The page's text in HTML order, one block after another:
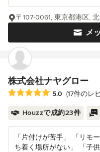
メ
〒107-0061, 東京都港区,
株式会社ナヤグロー
平均評価：5つ星中 星5
5.0 (17件のレ
Houzzで成約23件
「片付けが苦手」 「リモ
ち着く場所がない」 「子